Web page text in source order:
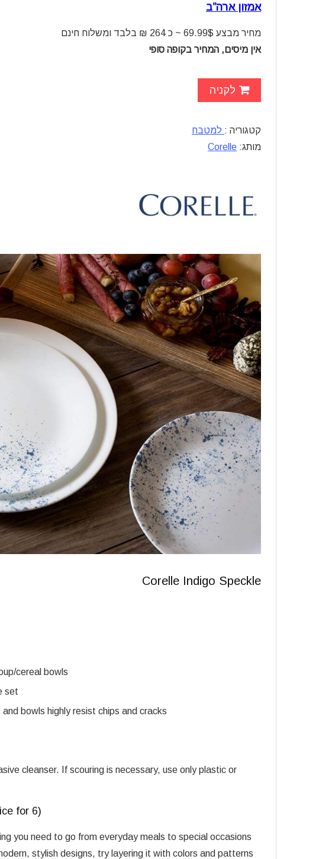
אמזון ארה”ב
מחיר מבצע 69.99$ ~ כ 264 ₪ בלבד ומשלוח חינם
אין מיסים, המחיר בקופה סופי
לקניה
קטגוריה : למטבח
מותג: Corelle
Corelle Indigo Speckle
cereal bowls
set
bowls highly resist chips and cracks
cleanser. If scouring is necessary, use only plastic or
for 6)
you need to go from everyday meals to special occasions
stylish designs, try layering it with colors and patterns